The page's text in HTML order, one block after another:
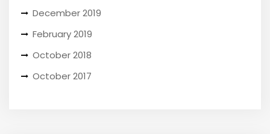
December 2019
February 2019
October 2018
October 2017